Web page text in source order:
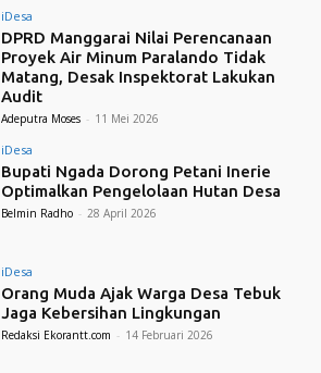
iDesa
DPRD Manggarai Nilai Perencanaan
Proyek Air Minum Paralando Tidak
Matang, Desak Inspektorat Lakukan
Audit
Adeputra Moses - 11 Mei 2026
iDesa
Bupati Ngada Dorong Petani Inerie
Optimalkan Pengelolaan Hutan Desa
Belmin Radho - 28 April 2026
iDesa
Orang Muda Ajak Warga Desa Tebuk
Jaga Kebersihan Lingkungan
Redaksi Ekorantt.com - 14 Februari 2026